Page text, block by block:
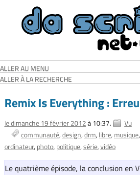
ALLER AU MENU
ALLER À LA RECHERCHE
Remix Is Everything :
le dimanche 19 février 2012à 10:37.
Vu
communauté design drm libre musique
ordinateur photo politique série vidéo
Le quatrième épisode, la conclusion en